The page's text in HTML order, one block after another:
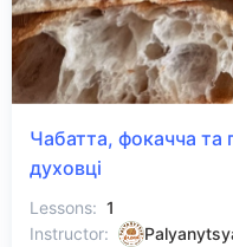
Чабатта, фокачча та
духовці
Lessons: 1
Instructor: